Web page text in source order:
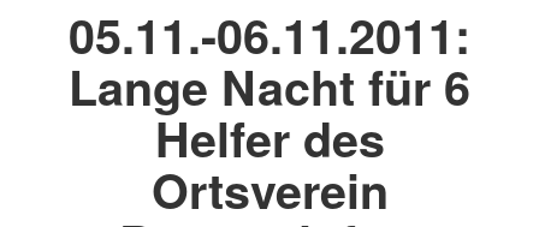
05.11.-06.11.2011:
Lange Nacht für 6
Helfer des
Ortsverein